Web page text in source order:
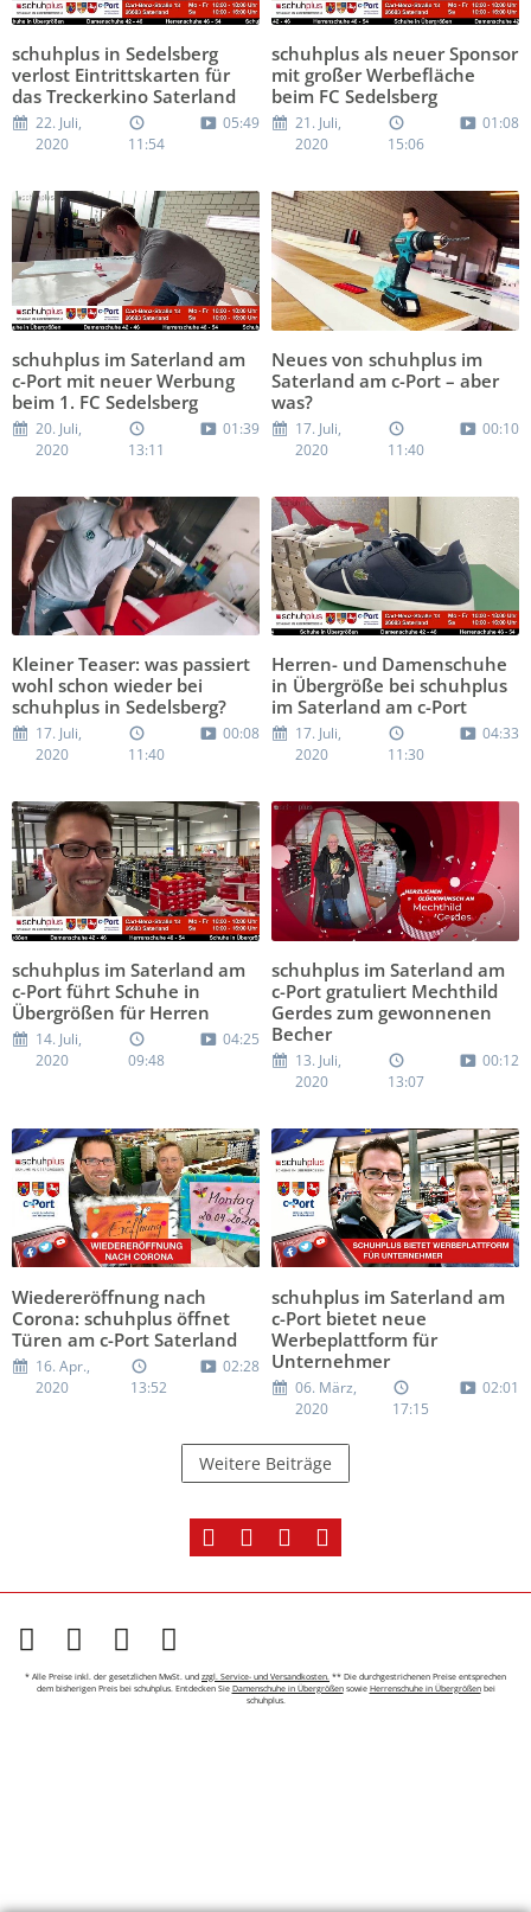
schuhplus in Sedelsberg
verlost Eintrittskarten für
das Treckerkino Saterland
22. Juli,
2020
11:54
05:49
schuhplus als neuer Sponsor
mit großer Werbefläche
beim FC Sedelsberg
21. Juli,
2020
15:06
01:08
schuhplus im Saterland am
c-Port mit neuer Werbung
beim 1. FC Sedelsberg
20. Juli,
2020
13:11
01:39
Neues von schuhplus im
Saterland am c-Port – aber
was?
17. Juli,
2020
11:40
00:10
Kleiner Teaser: was passiert
wohl schon wieder bei
schuhplus in Sedelsberg?
17. Juli,
2020
11:40
00:08
Herren- und Damenschuhe
in Übergröße bei schuhplus
im Saterland am c-Port
17. Juli,
2020
11:30
04:33
schuhplus im Saterland am
c-Port führt Schuhe in
Übergrößen für Herren
14. Juli,
2020
09:48
04:25
schuhplus im Saterland am
c-Port gratuliert Mechthild
Gerdes zum gewonnenen
Becher
13. Juli,
2020
13:07
00:12
Wiedereröffnung nach
Corona: schuhplus öffnet
Türen am c-Port Saterland
16. Apr.,
2020
13:52
02:28
schuhplus im Saterland am
c-Port bietet neue
Werbeplattform für
Unternehmer
06. März,
2020
17:15
02:01
Weitere Beiträge
* Alle Preise inkl. der gesetzlichen MwSt. und zzgl. Service- und Versandkosten. ** Die durchgestrichenen Preise entsprechen
dem bisherigen Preis bei schuhplus. Entdecken Sie Damenschuhe in Übergrößensowie Herrenschuhe in Übergrößenbei
schuhplus.